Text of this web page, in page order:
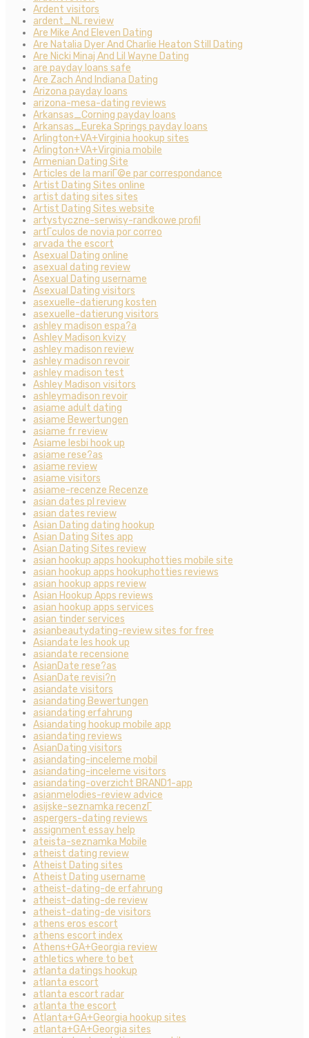
Ardent visitors
ardent_NL review
Are Mike And Eleven Dating
Are Natalia Dyer And Charlie Heaton Still Dating
Are Nicki Minaj And Lil Wayne Dating
are payday loans safe
Are Zach And Indiana Dating
Arizona payday loans
arizona-mesa-dating reviews
Arkansas_Corning payday loans
Arkansas_Eureka Springs payday loans
Arlington+VA+Virginia hookup sites
Arlington+VA+Virginia mobile
Armenian Dating Site
Articles de la mariГ©e par correspondance
Artist Dating Sites online
artist dating sites sites
Artist Dating Sites website
artystyczne-serwisy-randkowe profil
artГ­culos de novia por correo
arvada the escort
Asexual Dating online
asexual dating review
Asexual Dating username
Asexual Dating visitors
asexuelle-datierung kosten
asexuelle-datierung visitors
ashley madison espa?a
Ashley Madison kvizy
ashley madison review
ashley madison revoir
ashley madison test
Ashley Madison visitors
ashleymadison revoir
asiame adult dating
asiame Bewertungen
asiame fr review
Asiame lesbi hook up
asiame rese?as
asiame review
asiame visitors
asiame-recenze Recenze
asian dates pl review
asian dates review
Asian Dating dating hookup
Asian Dating Sites app
Asian Dating Sites review
asian hookup apps hookuphotties mobile site
asian hookup apps hookuphotties reviews
asian hookup apps review
Asian Hookup Apps reviews
asian hookup apps services
asian tinder services
asianbeautydating-review sites for free
Asiandate les hook up
asiandate recensione
AsianDate rese?as
AsianDate revisi?n
asiandate visitors
asiandating Bewertungen
asiandating erfahrung
Asiandating hookup mobile app
asiandating reviews
AsianDating visitors
asiandating-inceleme mobil
asiandating-inceleme visitors
asiandating-overzicht BRAND1-app
asianmelodies-review advice
asijske-seznamka recenzГ­
aspergers-dating reviews
assignment essay help
ateista-seznamka Mobile
atheist dating review
Atheist Dating sites
Atheist Dating username
atheist-dating-de erfahrung
atheist-dating-de review
atheist-dating-de visitors
athens eros escort
athens escort index
Athens+GA+Georgia review
athletics where to bet
atlanta datings hookup
atlanta escort
atlanta escort radar
atlanta the escort
Atlanta+GA+Georgia hookup sites
atlanta+GA+Georgia sites